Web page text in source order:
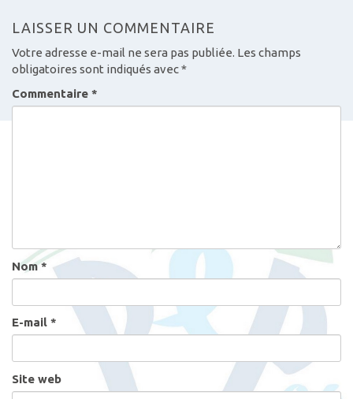
LAISSER UN COMMENTAIRE
Votre adresse e-mail ne sera pas publiée. Les champs
obligatoires sont indiqués avec*
Commentaire *
Nom*
E-mail *
Site web